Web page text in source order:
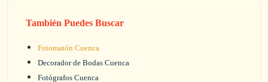
También Puedes Buscar
Fotomatón Cuenca
Decorador de Bodas Cuenca
Fotógrafos Cuenca